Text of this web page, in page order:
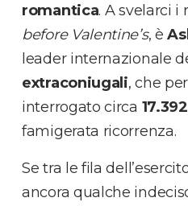
romantica. A svelarci i
before Valentine’s, è
leader internazionale
extraconiugali, che
interrogato circa 17
famigerata ricorrenza.
Se tra le fila
ancora qualche